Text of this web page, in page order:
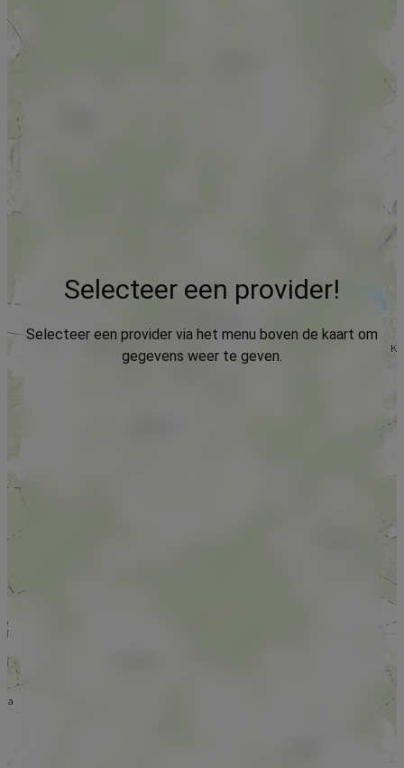
Selecteer een provider!
Selecteer een provider via het menu boven de kaart om
gegevens weer te geven.